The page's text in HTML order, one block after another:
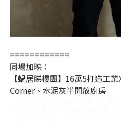
============
同場加映：
【蝸居睇樓團】16萬5打造工
Corner、水泥灰半開放廚房